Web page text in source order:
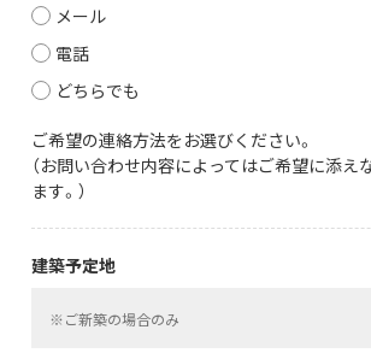
メール
電話
どちらでも
ご希望の連絡方法をお選びください。
（お問い合わせ内容によってはご希望に添え
ます。）
建築予定地